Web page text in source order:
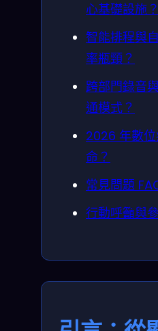
心基礎設施？
智能排程與
率瓶頸？
跨部門錄音
通模式？
2026 年數
命？
常見問題
行動呼籲與